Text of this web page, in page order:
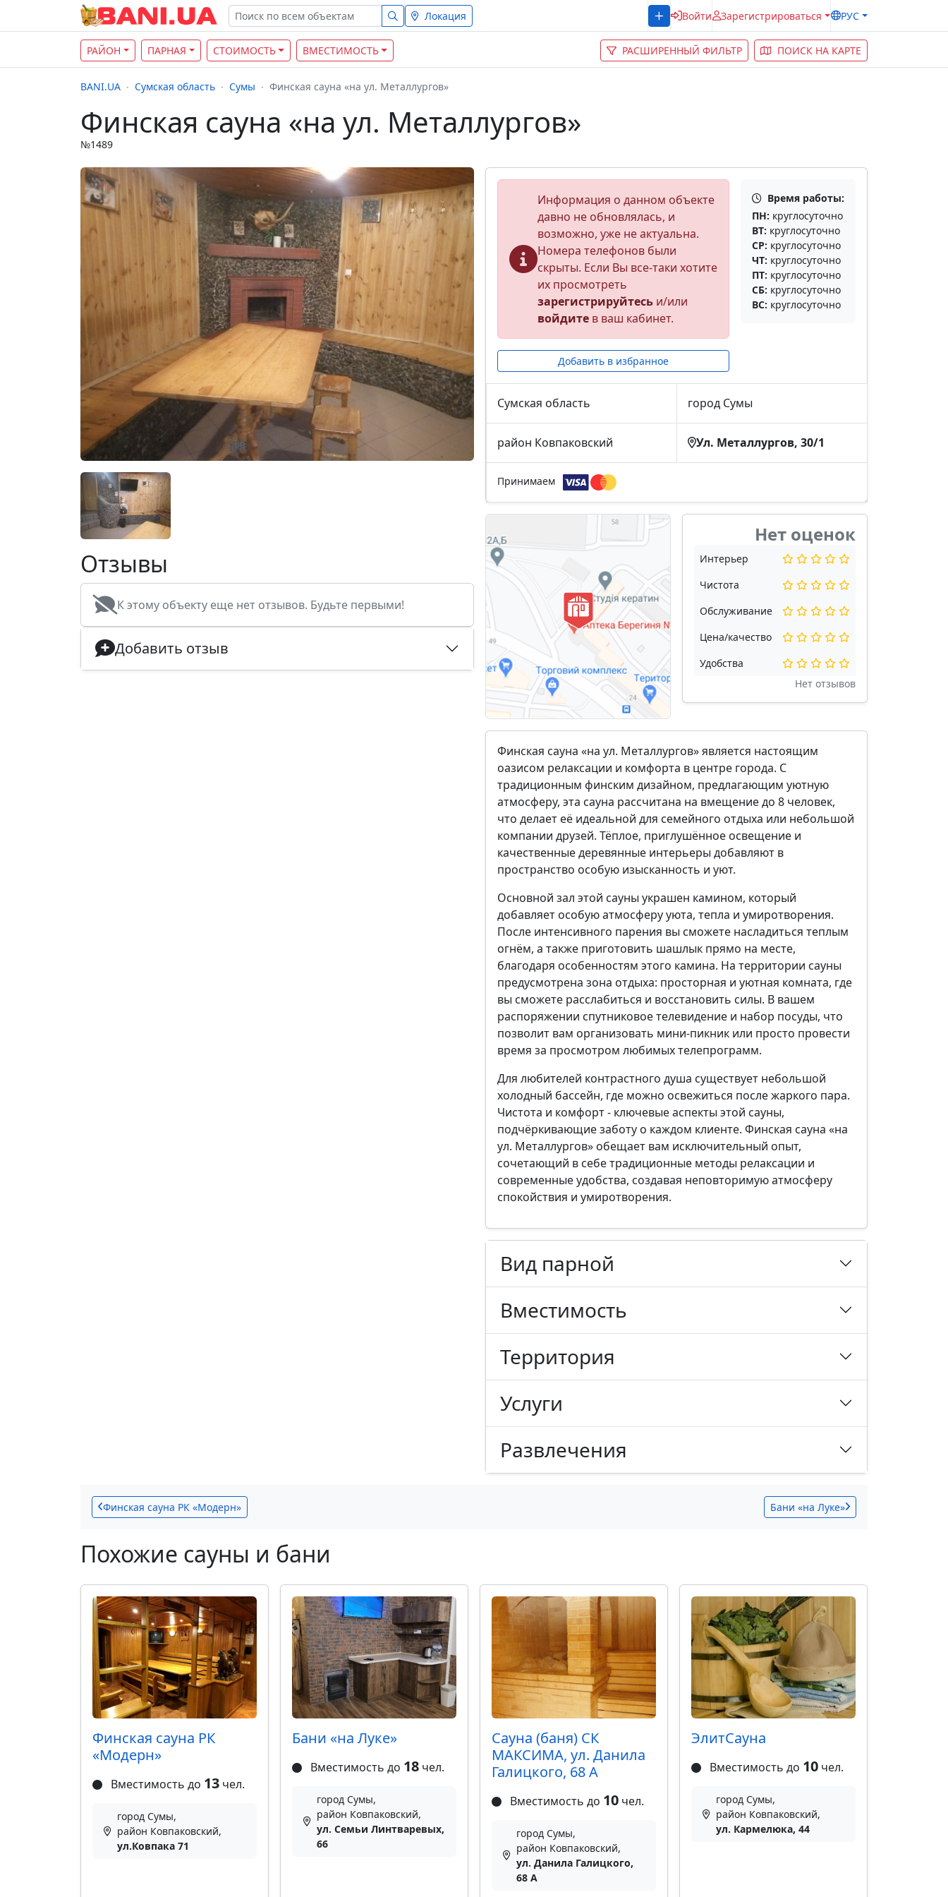
Локация Войти Зарегистрироваться РУС
РАЙОН ПАРНАЯ СТОИМОСТЬ ВМЕСТИМОСТЬ РАСШИРЕННЫЙ ФИЛЬТР ПОИСК НА КАРТЕ
BANI.UA Сумская область Сумы Финская сауна «на ул. Металлургов»
Финская сауна «на ул. Металлургов»
№1489
Информация о данном объекте
давно не обновлялась, и
возможно, уже не актуальна.
Номера телефонов были
скрыты. Если Вы все-таки хотите
их просмотреть
зарегистрируйтесь и/или
войдите в ваш кабинет.
Добавить в избранное
Время работы:
ПН: круглосуточно
ВТ: круглосуточно
СР: круглосуточно
ЧТ: круглосуточно
ПТ: круглосуточно
СБ: круглосуточно
ВС: круглосуточно
Сумская область город Сумы
район Ковпаковский Ул. Металлургов, 30/1
Принимаем
Нет оценок
Интерьер
Чистота
Обслуживание
Цена/качество
Удобства
Нет отзывов
Финская сауна «на ул. Металлургов» является настоящим
оазисом релаксации и комфорта в центре города. С
традиционным финским дизайном, предлагающим уютную
атмосферу, эта сауна рассчитана на вмещение до 8 человек,
что делает её идеальной для семейного отдыха или небольшой
компании друзей. Тёплое, приглушённое освещение и
качественные деревянные интерьеры добавляют в
пространство особую изысканность и уют.
Основной зал этой сауны украшен камином, который
добавляет особую атмосферу уюта, тепла и умиротворения.
После интенсивного парения вы сможете насладиться теплым
огнём, а также приготовить шашлык прямо на месте,
благодаря особенностям этого камина. На территории сауны
предусмотрена зона отдыха: просторная и уютная комната, где
вы сможете расслабиться и восстановить силы. В вашем
распоряжении спутниковое телевидение и набор посуды, что
позволит вам организовать мини-пикник или просто провести
время за просмотром любимых телепрограмм.
Для любителей контрастного душа существует небольшой
холодный бассейн, где можно освежиться после жаркого пара.
Чистота и комфорт - ключевые аспекты этой сауны,
подчёркивающие заботу о каждом клиенте. Финская сауна «на
ул. Металлургов» обещает вам исключительный опыт,
сочетающий в себе традиционные методы релаксации и
современные удобства, создавая неповторимую атмосферу
спокойствия и умиротворения.
Вид парной
Вместимость
Территория
Услуги
Развлечения
Отзывы
К этому объекту еще нет отзывов. Будьте первыми!
Добавить отзыв
Финская сауна РК «Модерн» Бани «на Луке»
Похожие сауны и бани
Финская сауна РК
«Модерн»
Вместимость до 13 чел.
город Сумы,
район Ковпаковский,
ул.Ковпака 71
Бани «на Луке»
Вместимость до 18 чел.
город Сумы,
район Ковпаковский,
ул. Семьи Линтваревых,
66
Сауна (баня) СК
МАКСИМА, ул. Данила
Галицкого, 68 А
Вместимость до 10 чел.
город Сумы,
район Ковпаковский,
ул. Данила Галицкого,
68 А
ЭлитСауна
Вместимость до 10 чел.
город Сумы,
район Ковпаковский,
ул. Кармелюка, 44